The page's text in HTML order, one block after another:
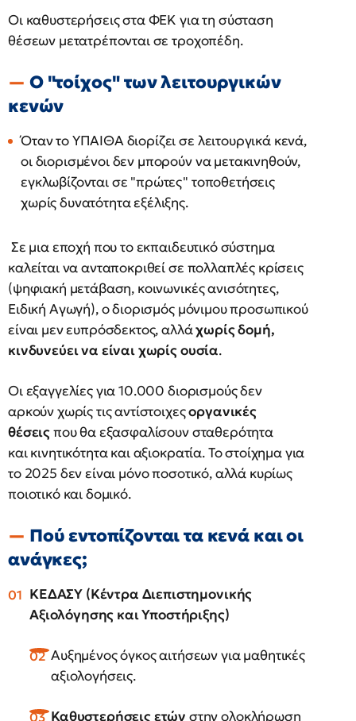
Οι καθυστερήσεις στα ΦΕΚ για τη σύσταση
θέσεων μετατρέπονται σε τροχοπέδη.
Ο "τοίχος" των λειτουργικών
κενών
Όταν το ΥΠΑΙΘΑ διορίζει σε λειτουργικά κενά,
οι διορισμένοι δεν μπορούν να μετακινηθούν,
εγκλωβίζονται σε "πρώτες" τοποθετήσεις
χωρίς δυνατότητα εξέλιξης.
Σε μια εποχή που το εκπαιδευτικό σύστημα
καλείται να ανταποκριθεί σε πολλαπλές κρίσεις
(ψηφιακή μετάβαση, κοινωνικές ανισότητες,
Ειδική Αγωγή), ο διορισμός μόνιμου προσωπικού
είναι μεν ευπρόσδεκτος, αλλάχωρίς δομή,
κινδυνεύει να είναι χωρίς ουσία.
Οι εξαγγελίες για 10.000 διορισμούς δεν
αρκούν χωρίς τις αντίστοιχεςοργανικές
θέσειςπου θα εξασφαλίσουν σταθερότητα
και κινητικότητα και αξιοκρατία. Το στοίχημα για
το 2025 δεν είναι μόνο ποσοτικό, αλλά κυρίως
ποιοτικό και δομικό.
Πού εντοπίζονται τα κενά και οι
ανάγκες;
ΚΕΔΑΣΥ (Κέντρα Διεπιστημονικής
Αξιολόγησης και Υποστήριξης)
Αυξημένος όγκος αιτήσεων για μαθητικές
αξιολογήσεις.
Καθυστερήσεις ετών στην ολοκλήρωση